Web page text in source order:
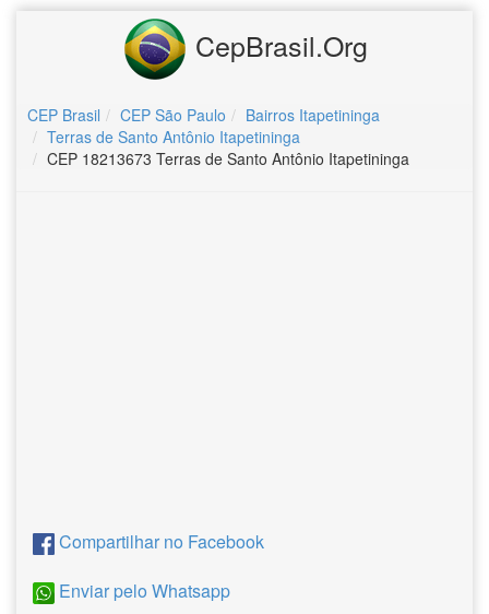
CepBrasil.Org
CEP Brasil CEP São Paulo
Bairros Itapetininga
Terras de Santo Antônio Itapetininga
CEP 18213673 Terras de Santo Antônio Itapetininga
Compartilhar no Facebook
Enviar pelo Whatsapp